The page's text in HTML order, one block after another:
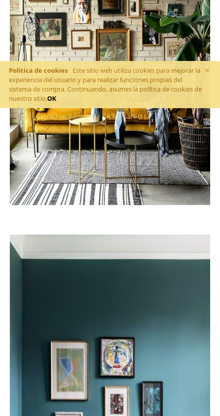
×
Política de cookies
Este sitio web utiliza cookies para mejorar la
experiencia del usuario y para realizar funciones propias del
sistema de compra. Continuando, asumes la política de cookies de
nuestro sitio.OK